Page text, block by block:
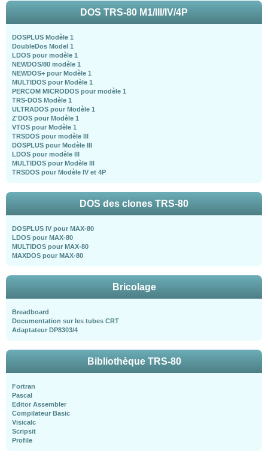
DOS TRS-80 M1/III/IV/4P
DOSPLUS Modèle 1
DoubleDos Model 1
LDOS pour modèle 1
NEWDOS/80 modèle 1
NEWDOS+ pour Modèle 1
MULTIDOS pour Modèle 1
PERCOM MICRODOS pour modèle 1
TRS-DOS Modèle 1
ULTRADOS pour Modèle 1
Z'DOS pour Modèle 1
VTOS pour Modèle 1
TRSDOS pour modèle III
DOSPLUS pour Modèle III
LDOS pour modèle III
MULTIDOS pour Modèle III
TRSDOS pour Modèle IV et 4P
DOS des clones TRS-80
DOSPLUS IV pour MAX-80
LDOS pour MAX-80
MULTIDOS pour MAX-80
MAXDOS pour MAX-80
Bricolage
Breadboard
Documentation sur les tubes CRT
Adaptateur DP8303/4
Bibliothèque TRS-80
Fortran
Pascal
Editor Assembler
Compilateur Basic
Visicalc
Scripsit
Profile